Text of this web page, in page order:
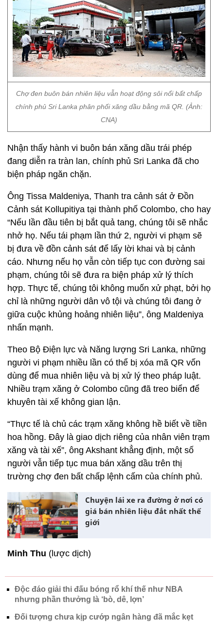
Chợ đen buôn bán nhiên liệu vẫn hoạt động sôi nổi bất chấp
chính phủ Sri Lanka phân phối xăng dầu bằng mã QR. (Ảnh:
CNA)
Nhận thấy hành vi buôn bán xăng dầu trái phép
đang diễn ra tràn lan, chính phủ Sri Lanka đã cho
biện pháp ngăn chặn.
Ông Tissa Maldeniya, Thanh tra cảnh sát ở Đồn
Cảnh sát Kollupitiya tại thành phố Colombo, cho hay
“Nếu lần đầu tiên bị bắt quả tang, chúng tôi sẽ nhắc
nhở họ. Nếu tái phạm lần thứ 2, người vi phạm sẽ
bị đưa về đồn cảnh sát để lấy lời khai và bị cảnh
cáo. Nhưng nếu họ vẫn còn tiếp tục con đường sai
phạm, chúng tôi sẽ đưa ra biện pháp xử lý thích
hợp. Thực tế, chúng tôi không muốn xử phạt, bởi họ
chỉ là những người dân vô tội và chúng tôi đang ở
giữa cuộc khủng hoảng nhiên liệu”, ông Maldeniya
nhấn mạnh.
Theo Bộ Điện lực và Năng lượng Sri Lanka, những
người vi phạm nhiều lần có thể bị xóa mã QR vốn
dùng để mua nhiên liệu và bị xử lý theo pháp luật.
Nhiều trạm xăng ở Colombo cũng đã treo biển để
khuyên tài xế không gian lận.
“Thực tế là chủ các trạm xăng không hề biết về tiền
hoa hồng. Đây là giao dịch riêng của nhân viên trạm
xăng và tài xế”, ông Akshant khẳng định, một số
người vẫn tiếp tục mua bán xăng dầu trên thị
trường chợ đen bất chấp lệnh cấm của chính phủ.
Chuyện lái xe ra đường ở nơi có
giá bán nhiên liệu đắt nhất thế
giới
Minh Thu (lược dịch)
Độc đáo giải thi đấu bóng rổ khí thế như NBA
nhưng phần thưởng là ‘bò, dê, lợn’
Đối tượng chưa kịp cướp ngân hàng đã mắc kẹt